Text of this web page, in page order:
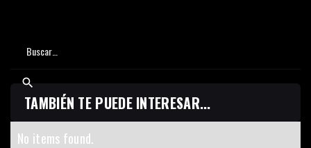
TAMBIÉN TE PUEDE INTERESAR...
No items found.